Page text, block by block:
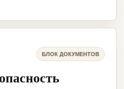
БЛОК ДОКУМЕНТОВ